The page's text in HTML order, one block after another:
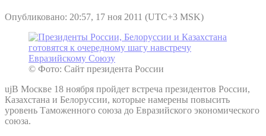
Опубликовано: 20:57, 17 ноя 2011 (UTC+3 MSK)
© Фото: Сайт президента России
ujВ Москве 18 ноября пройдет встреча президентов России,
Казахстана и Белоруссии, которые намерены повысить
уровень Таможенного союза до Евразийского экономического
союза.